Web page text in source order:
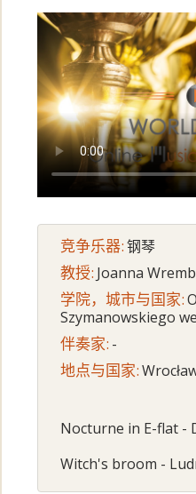
竞争乐器:钢琴
教授: Joanna
学院，城市与国家:
Szymanowskiego
伴奏家: -
地点与国家:
Nocturne in E-flat -
Witch's broom -